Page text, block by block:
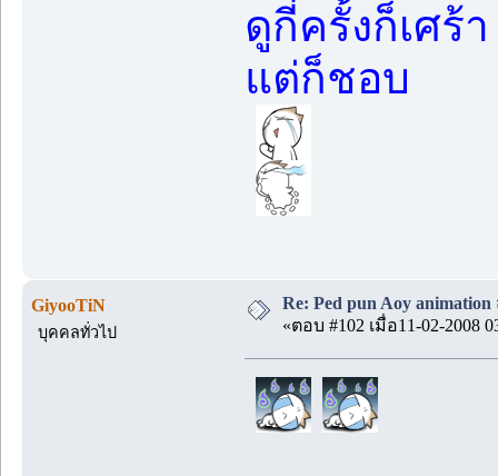
ดูกี่ครั้งก็เศร้า
แต่ก็ชอบ
GiyooTiN
บุคคลทั่วไป
Re: Ped pun Aoy
«ตอบ #102 เมื่อ11-02-2008